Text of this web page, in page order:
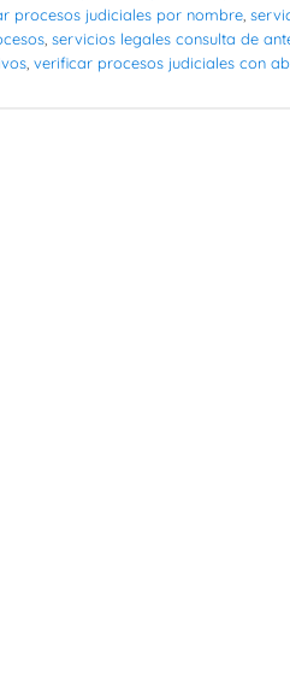
procesos judiciales por nombre
servicios legales consulta de
verificar procesos judiciales con